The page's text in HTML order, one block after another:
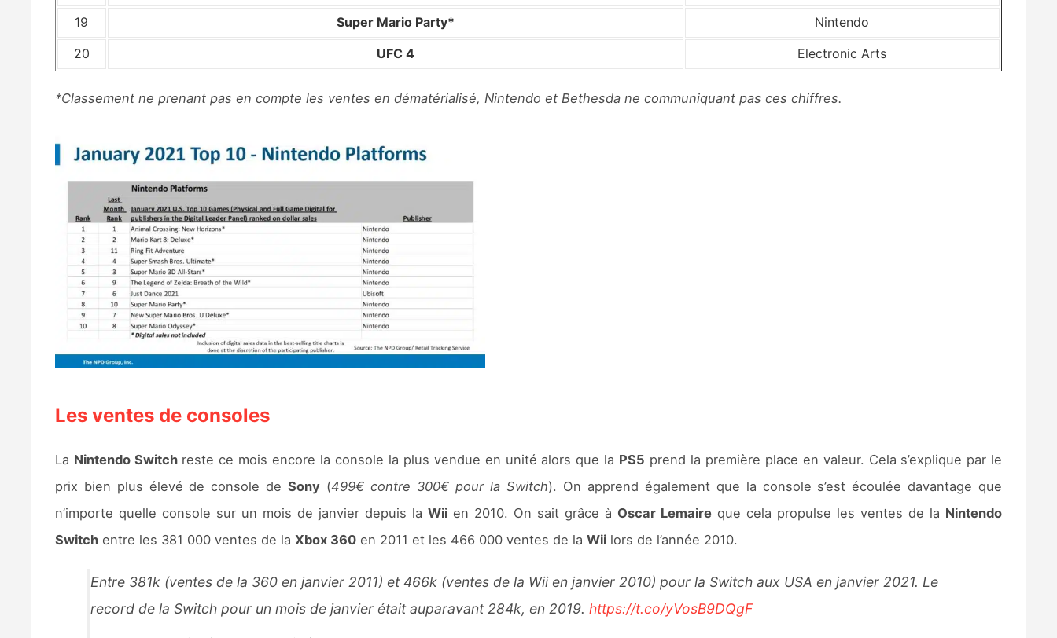
19
Super Mario Party*
Nintendo
20
UFC 4 Electronic Arts
*Classement ne prenant pas en compte les ventes en dématérialisé, Nintendo et Bethesda ne communiquant pas ces chiffres.
Les ventes de consoles
La Nintendo Switchreste ce mois encore la console la plus vendue en unité alors que la PS5 prend la première place en valeur. Cela s’explique par le
prix bien plus élevé de console deSony (499€ contre 300€ pour la Switch). On apprend également que la console s’est écoulée davantage que
n’importe quelle console sur un mois de janvier depuis la Wiien 2010. On sait grâce à Oscar Lemaire que cela propulse les ventes de la Nintendo
Switchentre les 381 000 ventes de la Xbox 360en 2011 et les 466 000 ventes de la Wiilors de l’année 2010.
Entre 381k (ventes de la 360 en janvier 2011) et 466k (ventes de la Wii en janvier 2010) pour la Switch aux USA en janvier 2021. Le
record de la Switch pour un mois de janvier était auparavant 284k, en 2019. https://t.co/yVosB9DQgF